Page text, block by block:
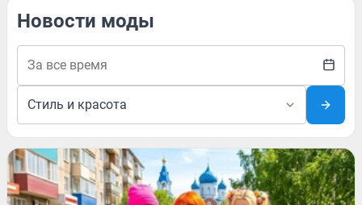
Новости моды